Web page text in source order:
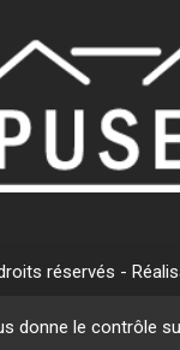
réservés -
donne le contrôle